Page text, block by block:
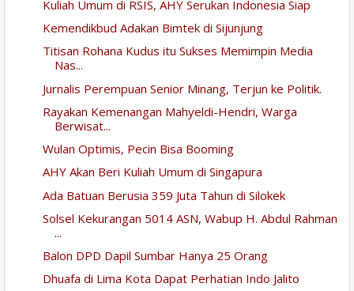
Kuliah Umum di RSIS, AHY Serukan Indonesia Siap
Kemendikbud Adakan Bimtek di Sijunjung
Titisan Rohana Kudus itu Sukses Memimpin Media
Nas...
Jurnalis Perempuan Senior Minang, Terjun ke Politik.
Rayakan Kemenangan Mahyeldi-Hendri, Warga
Berwisat...
Wulan Optimis, Pecin Bisa Booming
AHY Akan Beri Kuliah Umum di Singapura
Ada Batuan Berusia 359 Juta Tahun di Silokek
Solsel Kekurangan 5014 ASN, Wabup H. Abdul Rahman
...
Balon DPD Dapil Sumbar Hanya 25 Orang
Dhuafa di Lima Kota Dapat Perhatian Indo Jalito